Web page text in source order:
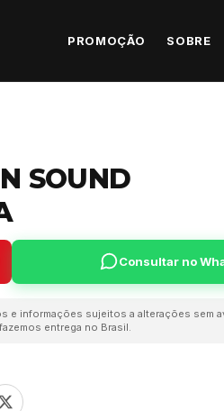
PROMOÇÃO SOBRE
SOUND
Consultar no
e informações sujeitos a alterações sem
entrega no Brasil.